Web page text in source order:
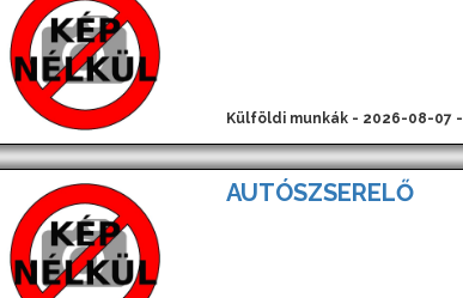
Külföldi munkák - 2026-08-07 -
AUTÓSZSERELŐ